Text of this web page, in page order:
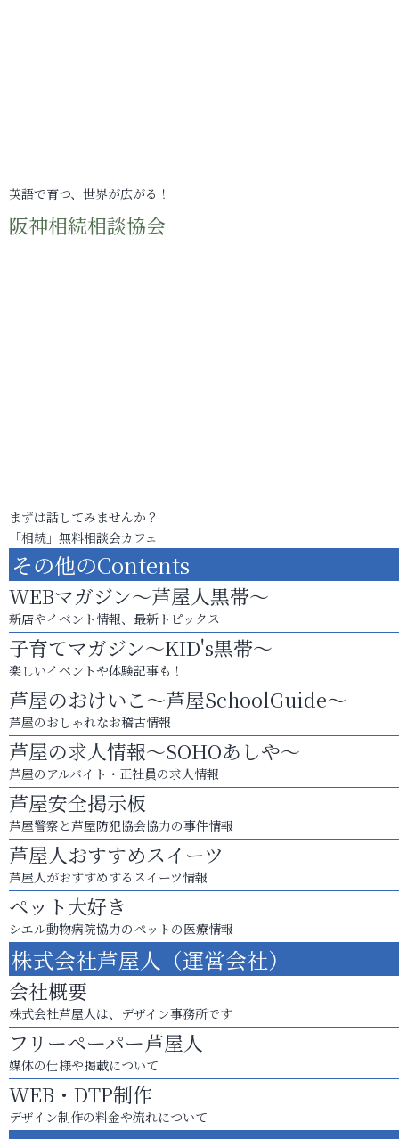
英語で育つ、世界が広がる！
阪神相続相談協会
まずは話してみませんか？
「相続」無料相談会カフェ
その他のContents
WEBマガジン～芦屋人黒帯～
新店やイベント情報、最新トピックス
子育てマガジン～KID's黒帯～
楽しいイベントや体験記事も！
芦屋のおけいこ～芦屋SchoolGuide～
芦屋のおしゃれなお稽古情報
芦屋の求人情報～SOHOあしや～
芦屋のアルバイト・正社員の求人情報
芦屋安全掲示板
芦屋警察と芦屋防犯協会協力の事件情報
芦屋人おすすめスイーツ
芦屋人がおすすめするスイーツ情報
ペット大好き
シエル動物病院協力のペットの医療情報
株式会社芦屋人（運営会社）
会社概要
株式会社芦屋人は、デザイン事務所です
フリーペーパー芦屋人
媒体の仕様や掲載について
WEB・DTP制作
デザイン制作の料金や流れについて